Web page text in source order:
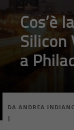
Cos’è
Silicon
a
DA ANDREA
|